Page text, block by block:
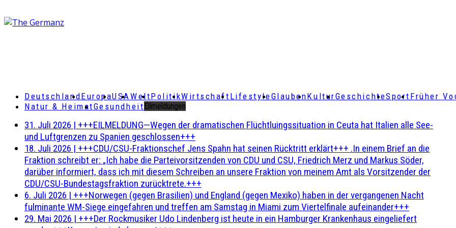
DeutschlandEuropaUSAWeltPolitikWirtschaft LifestyleGlaubenKulturGeschichteSport Früher
Natur & HeimatGesundheit Eilmeldungen
31. Juli 2026 | +++EILMELDUNG—Wegen der dramatischen Flüchtluingssituation in Ceuta hat Italien alle See-
und Luftgrenzen zu Spanien geschlossen+++
18. Juli 2026 | +++CDU/CSU-Fraktionschef Jens Spahn hat seinen Rücktritt erklärt+++ .In einem Brief an die
Fraktion schreibt er: „Ich habe die Parteivorsitzenden von CDU und CSU, Friedrich Merz und Markus Söder,
darüber informiert, dass ich mit diesem Schreiben an unsere Fraktion von meinem Amt als Vorsitzender der
CDU/CSU-Bundestagsfraktion zurücktrete.+++
6. Juli 2026 | +++Norwegen (gegen Brasilien) und England (gegen Mexiko) haben in der vergangenen Nacht
fulminante WM-Siege eingefahren und treffen am Samstag in Miami zum Viertelfinale aufeinander+++
29. Mai 2026 | +++Der Rockmusiker Udo Lindenberg ist heute in ein Hamburger Krankenhaus eingeliefert